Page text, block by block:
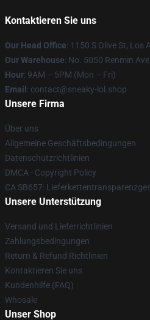
Kontaktieren Sie uns
Our Head Office: 1150 S Olive St, Los
Our Warehouse: No. 5050 Renmin
Hour: 9AM – 5PM (Mon – Fri)
Email : contact@sneaky-lol.shop
Unsere Firma
Über uns
Allgemeine Geschäftsbedingungen
Datenschutzrichtlinien
DMCA - Copyright Policy
CA SB657:
Unsere Unterstützung
Versand und Lieferrichtlinien
Zahlungsbedingungen
Return & Refund Richtlinien
Kontaktieren Sie uns
Kundenhilfe (FAQ)
Whosale
Unser Shop